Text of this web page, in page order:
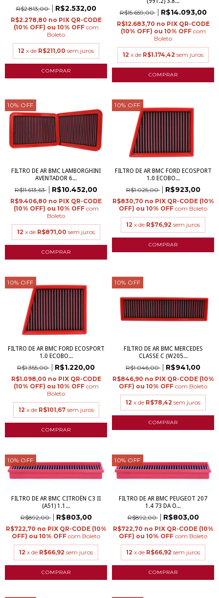
R$2.813,00 R$2.532,00
R$2.278,80
com
Boleto
12 x de R$211,00 sem juros
R$15.659,00 R$14.093,00
R$12.683,70
com
Boleto
12 x de R$1.174,42 sem juros
10% OFF
FILTRO DE AR BMC LAMBORGHINI
AVENTADOR 6...
R$11.613,63 R$10.452,00
R$9.406,80
com
Boleto
12 x de R$871,00 sem juros
10% OFF
FILTRO DE AR BMC FORD ECOSPORT
1.0 ECOBO...
R$1.025,00 R$923,00
R$830,70
com Boleto
12 x de R$76,92 sem juros
10% OFF
FILTRO DE AR BMC FORD ECOSPORT
1.0 ECOBO...
R$1.355,00 R$1.220,00
R$1.098,00
com
Boleto
12 x de R$101,67 sem juros
10% OFF
FILTRO DE AR BMC MERCEDES
CLASSE C (W205...
R$1.046,00 R$941,00
R$846,90
com Boleto
12 x de R$78,42 sem juros
10% OFF
FILTRO DE AR BMC CITROËN C3 II
(A51) 1.1...
R$892,00 R$803,00
R$722,70
com Boleto
12 x de R$66,92 sem juros
10% OFF
FILTRO DE AR BMC PEUGEOT 207
1.4 73 DA O...
R$892,00 R$803,00
R$722,70
com Boleto
12 x de R$66,92 sem juros